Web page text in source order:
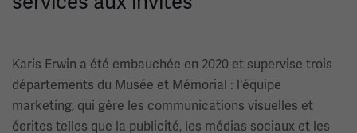
Karis Erwin a été embauchée en 2020 et supervise trois
départements du Musée et Mémorial : l'équipe
marketing, qui gère les communications visuelles et
écrites telles que la publicité, les médias sociaux et les